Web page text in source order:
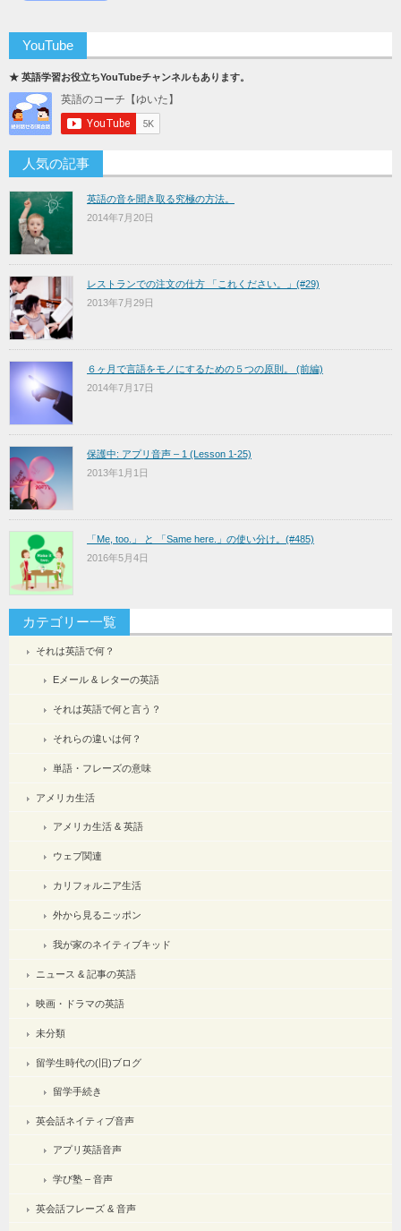
YouTube
★ 英語学習お役立ちYouTubeチャンネルもあります。
人気の記事
英語の音を聞き取る究極の方法。
2014年7月20日
レストランでの注文の仕方 「これください。」(#29)
2013年7月29日
６ヶ月で言語をモノにするための５つの原則。 (前編)
2014年7月17日
保護中: アプリ音声 – 1 (Lesson 1-25)
2013年1月1日
「Me, too.」 と 「Same here.」の使い分け。(#485)
2016年5月4日
カテゴリー一覧
それは英語で何？
Eメール & レターの英語
それは英語で何と言う？
それらの違いは何？
単語・フレーズの意味
アメリカ生活
アメリカ生活 & 英語
ウェブ関連
カリフォルニア生活
外から見るニッポン
我が家のネイティブキッド
ニュース & 記事の英語
映画・ドラマの英語
未分類
留学生時代の(旧)ブログ
留学手続き
英会話ネイティブ音声
アプリ英語音声
学び塾 – 音声
英会話フレーズ & 音声